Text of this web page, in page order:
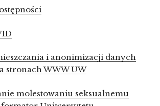
i anonimizacji danych
stronach WWW UW
molestowaniu seksualnemu